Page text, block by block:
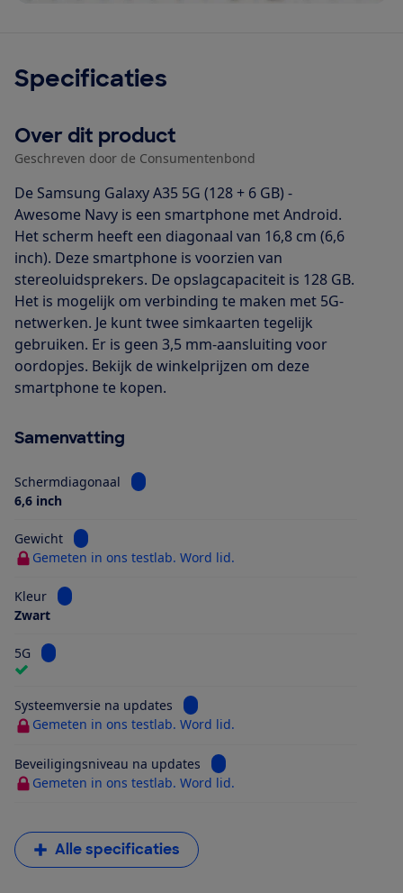
Specificaties
Over dit product
Geschreven door de Consumentenbond
De Samsung Galaxy A35 5G (128 + 6 GB) -
Awesome Navy is een smartphone met Android.
Het scherm heeft een diagonaal van 16,8 cm (6,6
inch). Deze smartphone is voorzien van
stereoluidsprekers. De opslagcapaciteit is 128 GB.
Het is mogelijk om verbinding te maken met 5G-
netwerken. Je kunt twee simkaarten tegelijk
gebruiken. Er is geen 3,5 mm-aansluiting voor
oordopjes. Bekijk de winkelprijzen om deze
smartphone te kopen.
Samenvatting
Schermdiagonaal
Bekijk informatie voor Schermdiagonaal
6,6 inch
Gewicht
Bekijk informatie voor Gewicht
Gemeten in ons testlab. Word lid.
Kleur
Bekijk informatie voor Kleur
Zwart
5G Bekijk informatie voor 5G
Systeemversie na updates
Bekijk informatie voor
Gemeten in ons testlab. Word lid.
Beveiligingsniveau na updates
Bekijk informatie voor
Gemeten in ons testlab. Word lid.
Alle specificaties